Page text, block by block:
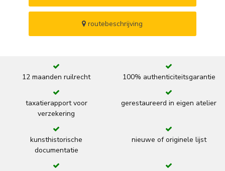
routebeschrijving
12 maanden ruilrecht 100% authenticiteitsgarantie
taxatierapport voor
verzekering
gerestaureerd in eigen atelier
kunsthistorische
documentatie
nieuwe of originele lijst